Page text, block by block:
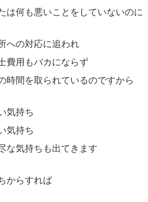
は何も悪いことをしていないのに
への対応に追われ
費用もバカにならず
時間を取られているのですから
気持ち
気持ち
な気持ちも出てきます
からすれば